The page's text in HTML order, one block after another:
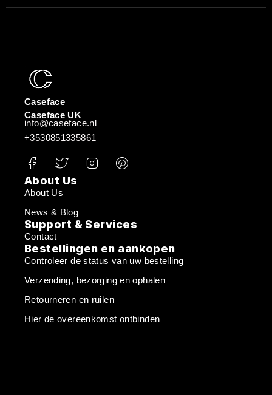
Caseface
Caseface UK
info@caseface.nl
+3530851335861
About Us
About Us
News & Blog
Support & Services
Contact
Bestellingen en aankopen
Controleer de status van uw bestelling
Verzending, bezorging en ophalen
Retourneren en ruilen
Hier de overeenkomst ontbinden